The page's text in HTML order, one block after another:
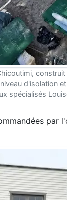
d'isolation
spécialisés
par